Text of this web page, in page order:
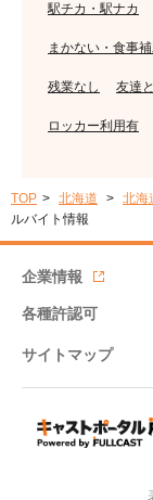
駅チカ・駅ナカ
まかない・食事
残業なし 友達
ロッカー利用有
TOP 北海道 北海
ルバイト情報
企業情報
各種許認可
サイトマップ